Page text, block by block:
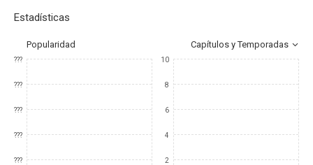
Estadísticas
Popularidad Capítulos y Temporadas
???
???
???
???
???
10
8
6
4
2